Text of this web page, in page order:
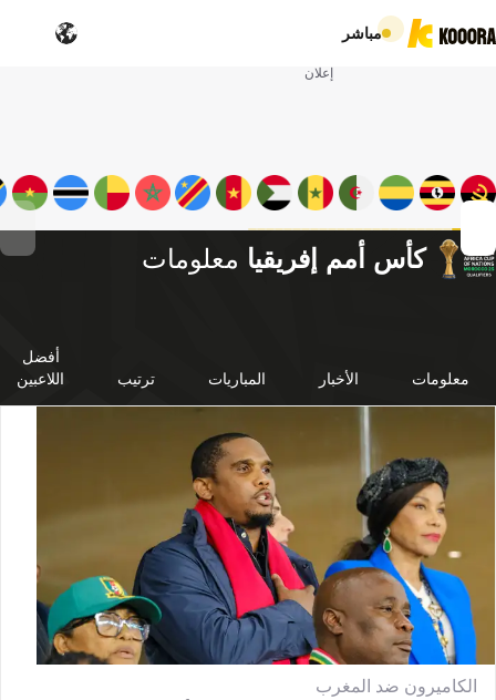
مباشر
إعلان
كأس أمم إفريقيا معلومات
معلومات الأخبار المباريات ترتيب
أفضل
اللاعبين
الكاميرون ضد المغرب